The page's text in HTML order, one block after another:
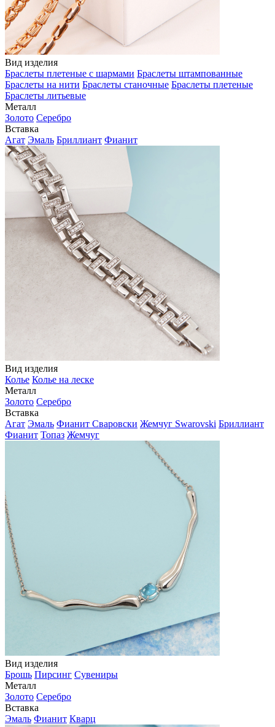
Вид изделия
Браслеты плетеные с шармами Браслеты штампованные
Браслеты на нити Браслеты станочные Браслеты плетеные
Браслеты литьевые
Металл
Золото Серебро
Вставка
Агат Эмаль Бриллиант Фианит
Вид изделия
Колье Колье на леске
Металл
Золото Серебро
Вставка
Агат Эмаль Фианит Сваровски Жемчуг Swarovski Бриллиант
Фианит Топаз Жемчуг
Вид изделия
Брошь Пирсинг Сувениры
Металл
Золото Серебро
Вставка
Эмаль Фианит Кварц